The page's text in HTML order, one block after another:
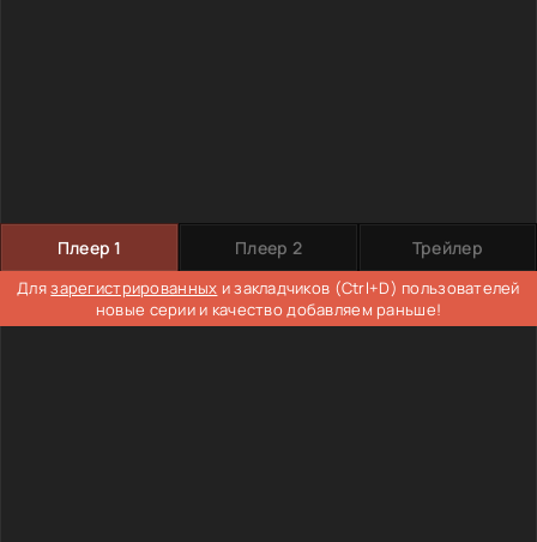
Плеер 1 Плеер 2 Трейлер
Длязарегистрированных и закладчиков (Ctrl+D) пользователей
новые серии и качество добавляем раньше!